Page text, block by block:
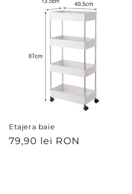
Etajera baie
Preț
79,90 lei RON